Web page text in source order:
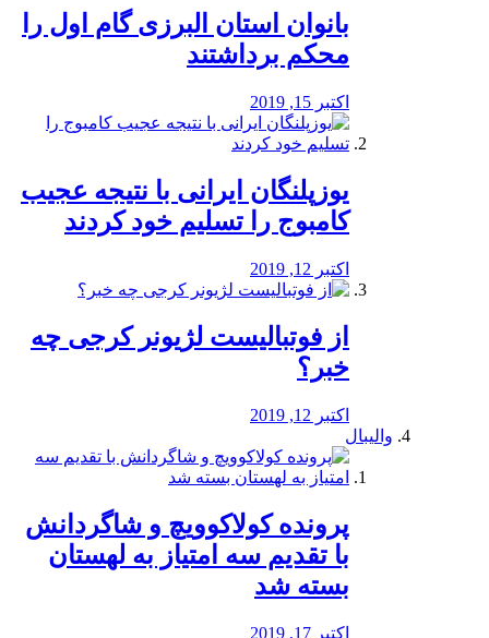
بانوان استان البرزی گام اول را
محكم برداشتند
اکتبر 15, 2019
یوزپلنگان ایرانی با نتیجه عجیب
کامبوج را تسلیم خود کردند
اکتبر 12, 2019
از فوتبالیست لژیونر کرجی چه
خبر؟
اکتبر 12, 2019
والیبال
پرونده کولاکوویچ و شاگردانش
با تقدیم سه امتیاز به لهستان
بسته شد
اکتبر 17, 2019